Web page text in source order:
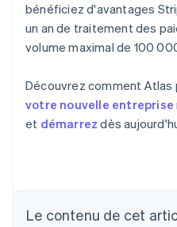
bénéficiez d'avantages
un an de traitement des
volume maximal de 100
Découvrez comment Atlas
votre nouvelle entreprise
et démarrez dès
Le contenu de cet
DeutschEnglish